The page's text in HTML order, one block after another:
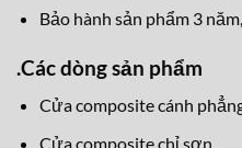
Bảo hành sản phẩm 3
.Các dòng sản phẩm
Cửa composite cánh
Cửa composite chỉ sơn